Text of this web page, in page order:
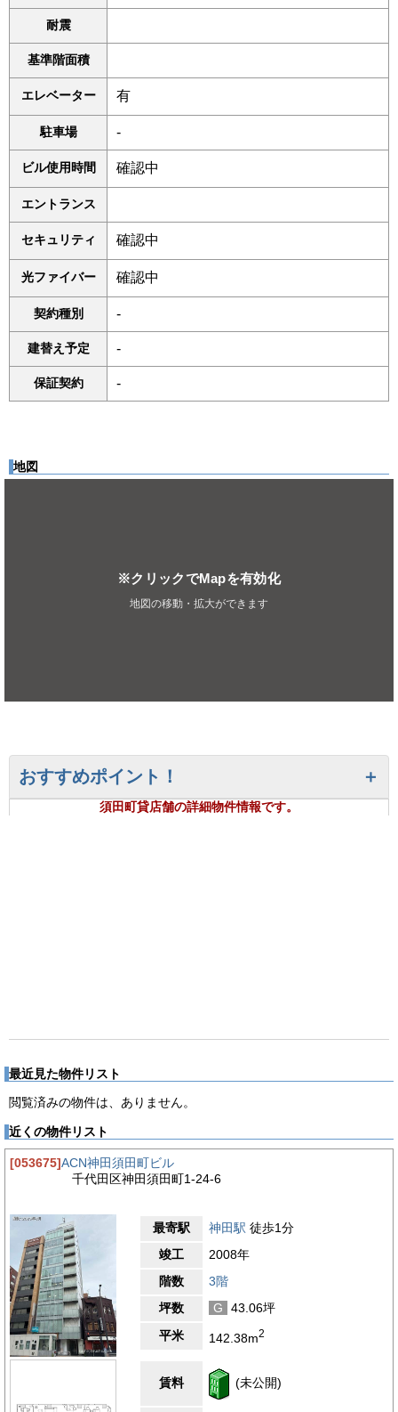
耐震
基準階面積
エレベーター 有
駐車場 -
ビル使用時間 確認中
エントランス
セキュリティ 確認中
光ファイバー 確認中
契約種別 -
建替え予定 -
保証契約 -
地図
※クリックでMapを有効化
地図の移動・拡大ができます
おすすめポイント！
須田町貸店舗の詳細物件情報です。
最近見た物件リスト
閲覧済みの物件は、ありません。
近くの物件リスト
[053675]ACN神田須田町ビル
千代田区神田須田町1-24-6
最寄駅 神田駅 徒歩1分
竣工
2008年
階数
3階
坪数
G
43.06坪
平米
142.38m2
賃料 (未公開)